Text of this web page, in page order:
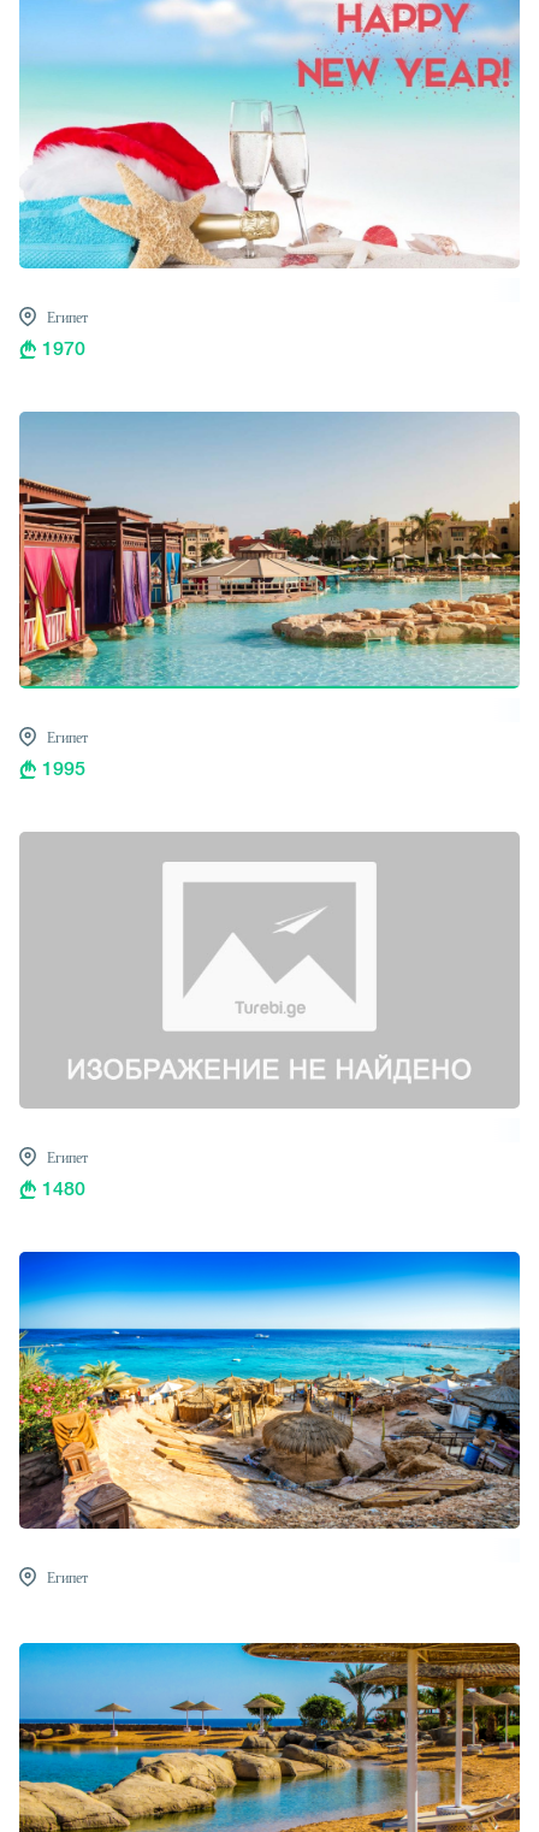
Египет
1970
Египет
1995
Египет
1480
Египет